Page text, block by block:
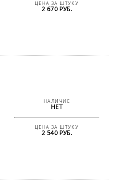
ЦЕНА ЗА ШТУКУ
2 670 РУБ.
НАЛИЧИЕ
НЕТ
ЦЕНА ЗА ШТУКУ
2 540 РУБ.